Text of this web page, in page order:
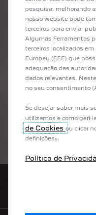
TODOS
PEUGEOT
Descubra os serviços
PEUGEOT. Quando
serviços conectados
Speedcam/Alertas de
elevam a sua
pesquisa, melhorando
nosso website pode
terceiros para enviar
Algumas Ferramentas
terceiros localizados
Europeu (EEE) que
adequação das
dados relevantes.
no seu consentimento
Se desejar saber mais
utilizamos e como geri-
de Cookies ou clicar
definições».
Política de